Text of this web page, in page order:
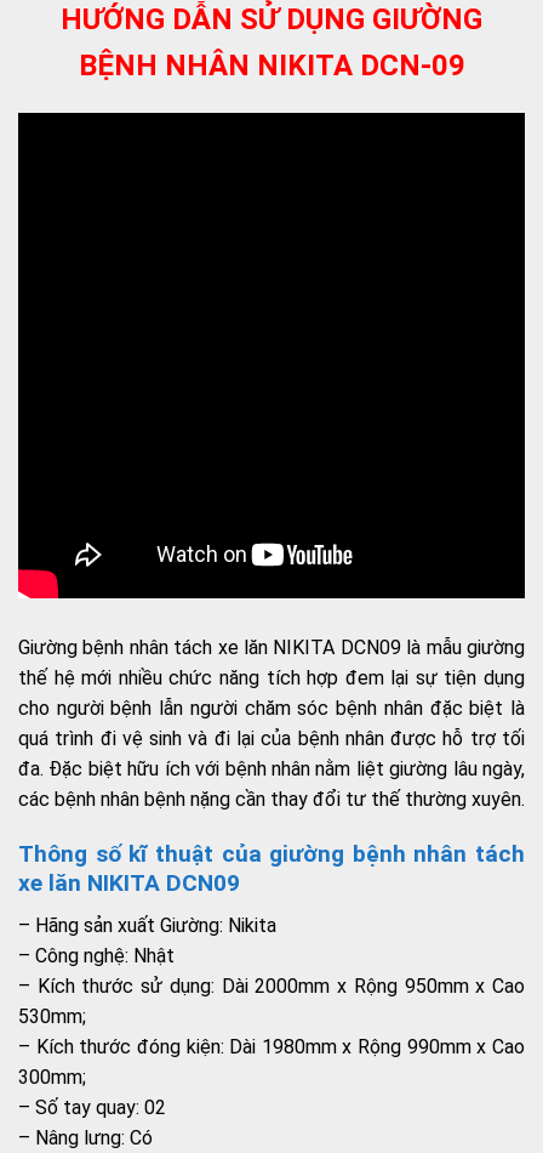
HƯỚNG DẪN SỬ DỤNG GIƯỜNG
BỆNH NHÂN NIKITA DCN-09
Giường bệnh nhân tách xe lăn NIKITA DCN09 là mẫu giường
thế hệ mới nhiều chức năng tích hợp đem lại sự tiện dụng
cho người bệnh lẫn người chăm sóc bệnh nhân đặc biệt là
quá trình đi vệ sinh và đi lại của bệnh nhân được hỗ trợ tối
đa. Đặc biệt hữu ích với bệnh nhân nằm liệt giường lâu ngày,
các bệnh nhân bệnh nặng cần thay đổi tư thế thường xuyên.
Thông số kĩ thuật của giường bệnh nhân tách
xe lăn NIKITA DCN09
– Hãng sản xuất Giường: Nikita
– Công nghệ: Nhật
– Kích thước sử dụng: Dài 2000mm x Rộng 950mm x Cao
530mm;
– Kích thước đóng kiện: Dài 1980mm x Rộng 990mm x Cao
300mm;
– Số tay quay: 02
– Nâng lưng: Có